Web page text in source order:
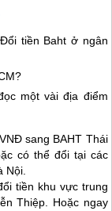
tiền Baht ở ngân
một vài địa điểm
sang BAHT Thái
có thể đổi tại các
Nội.
tiền khu vực trung
Thiệp. Hoặc ngay